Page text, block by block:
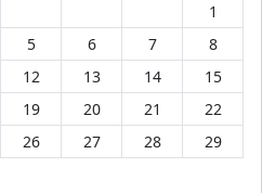
1
5 6 7
8
12 13 14
15
19 20 21
22
26 27 28
29